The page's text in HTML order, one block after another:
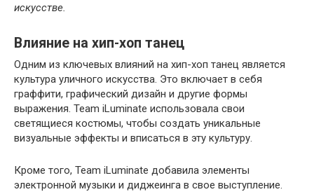
искусстве.
Влияние на хип-хоп танец
Одним из ключевых влияний на хип-хоп танец является
культура уличного искусства. Это включает в себя
граффити, графический дизайн и другие формы
выражения. Team iLuminate использовала свои
светящиеся костюмы, чтобы создать уникальные
визуальные эффекты и вписаться в эту культуру.
Кроме того, Team iLuminate добавила элементы
электронной музыки и диджеинга в свое выступление.